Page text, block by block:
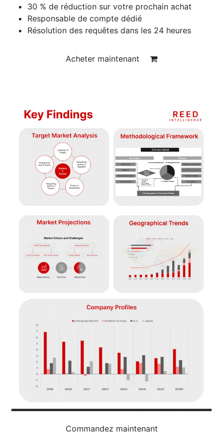
30 % de réduction sur votre prochain achat
Responsable de compte dédié
Résolution des requêtes dans les 24 heures
Acheter maintenant
Commandez maintenant